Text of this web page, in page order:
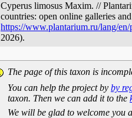
Cyperus limosus Maxim. //
countries: open online galleries
https://www.plantarium.ru/lang/
2026).
The page of this taxon is
You can help the project by by
taxon. Then we can add it to the
We will be glad to welcome